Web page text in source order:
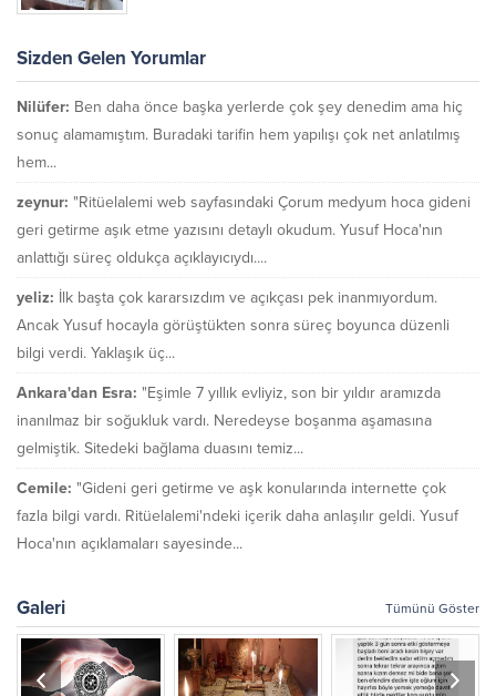
Sizden Gelen Yorumlar
Nilüfer: Ben daha önce başka yerlerde çok şey denedim ama hiç
sonuç alamamıştım. Buradaki tarifin hem yapılışı çok net anlatılmış
hem...
zeynur: "Ritüelalemi web sayfasındaki Çorum medyum hoca gideni
geri getirme aşık etme yazısını detaylı okudum. Yusuf Hoca'nın
anlattığı süreç oldukça açıklayıcıydı....
yeliz: İlk başta çok kararsızdım ve açıkçası pek inanmıyordum.
Ancak Yusuf hocayla görüştükten sonra süreç boyunca düzenli
bilgi verdi. Yaklaşık üç...
Ankara'dan Esra: "Eşimle 7 yıllık evliyiz, son bir yıldır aramızda
inanılmaz bir soğukluk vardı. Neredeyse boşanma aşamasına
gelmiştik. Sitedeki bağlama duasını temiz...
Cemile: "Gideni geri getirme ve aşk konularında internette çok
fazla bilgi vardı. Ritüelalemi'ndeki içerik daha anlaşılır geldi. Yusuf
Hoca'nın açıklamaları sayesinde...
Galeri Tümünü Göster